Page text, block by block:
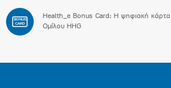
BONUS
CARD
Health_e Bonus Card: H ψηφιακή
Ομίλου HHG